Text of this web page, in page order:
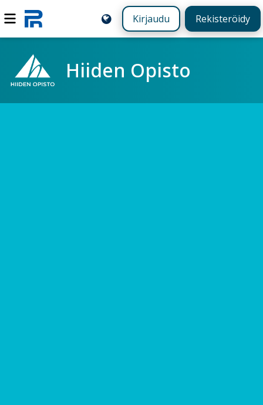
Kirjaudu Rekisteröidy
Hiiden Opisto